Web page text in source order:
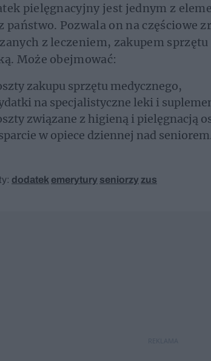
pielęgnacyjny jest jednym z
państwo. Pozwala on na częściowe
z leczeniem, zakupem
Może obejmować:
zakupu sprzętu medycznego,
na specjalistyczne leki i
związane z higieną i pielęgnacją
w opiece dziennej nad
dodatek emerytury seniorzy zus